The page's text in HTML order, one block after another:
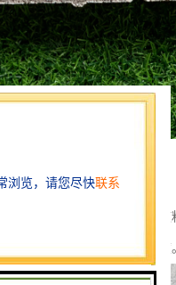
成温度；其二是提前熔化，
也可以增强产品烧成后的强度